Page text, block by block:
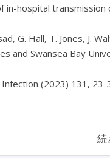
in-hospital transmission
G. Hall, T. Jones, J.
and Swansea Bay
Infection (2023) 131, 23-
続